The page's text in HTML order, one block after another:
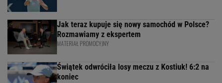
Jak teraz kupuje się nowy samochód w Polsce?
Rozmawiamy z ekspertem
MATERIAŁ PROMOCYJNY
Świątek odwróciła losy meczu z Kostiuk! 6:2 na
koniec